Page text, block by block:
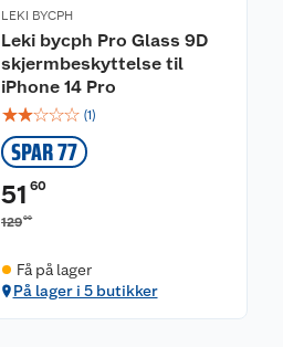
LEKI BYCPH
Leki bycph Pro Glass 9D
skjermbeskyttelse til
iPhone 14 Pro
☆☆☆☆☆ (1)
SPAR 77
51 60
12900
Få på lager
På lager i 5 butikker